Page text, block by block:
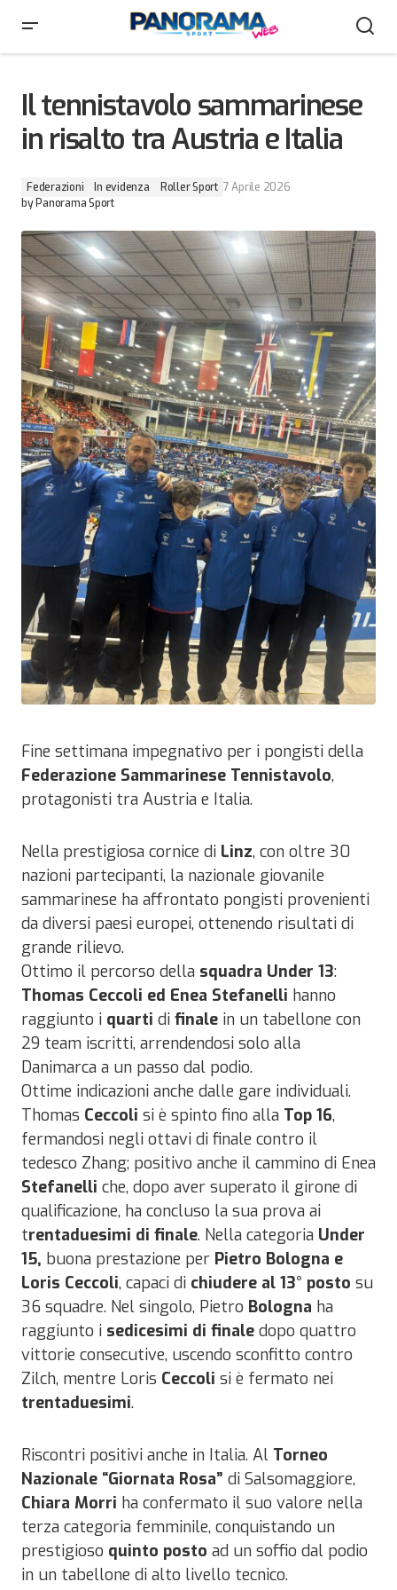
Il tennistavolo sammarinese
in risalto tra Austria e Italia
Federazioni In evidenza Roller Sport 7 Aprile 2026
by Panorama Sport
Fine settimana impegnativo per i pongisti della
Federazione Sammarinese Tennistavolo,
protagonisti tra Austria e Italia.
Nella prestigiosa cornice di Linz, con oltre 30
nazioni partecipanti, la nazionale giovanile
sammarinese ha affrontato pongisti provenienti
da diversi paesi europei, ottenendo risultati di
grande rilievo.
Ottimo il percorso della squadra Under 13:
Thomas Ceccoli ed Enea Stefanelli hanno
raggiunto i quarti di finale in un tabellone con
29 team iscritti, arrendendosi solo alla
Danimarca a un passo dal podio.
Ottime indicazioni anche dalle gare individuali.
Thomas Ceccoli si è spinto fino alla Top 16,
fermandosi negli ottavi di finale contro il
tedesco Zhang; positivo anche il cammino di Enea
Stefanelli che, dopo aver superato il girone di
qualificazione, ha concluso la sua prova ai
trentaduesimi di finale. Nella categoria Under
15, buona prestazione per Pietro Bologna e
Loris Ceccoli, capaci di chiudere al 13° posto su
36 squadre. Nel singolo, Pietro Bologna ha
raggiunto i sedicesimi di finale dopo quattro
vittorie consecutive, uscendo sconfitto contro
Zilch, mentre Loris Ceccoli si è fermato nei
trentaduesimi.
Riscontri positivi anche in Italia. Al Torneo
Nazionale “Giornata Rosa” di Salsomaggiore,
Chiara Morri ha confermato il suo valore nella
terza categoria femminile, conquistando un
prestigioso quinto posto ad un soffio dal podio
in un tabellone di alto livello tecnico.